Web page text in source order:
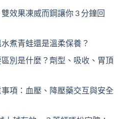
效果凍威而鋼讓你 3 分鐘回
煮青蛙還是溫柔保養？
別是什麼？劑型、吸收、胃頂
項：血壓、降壓藥交互與安全